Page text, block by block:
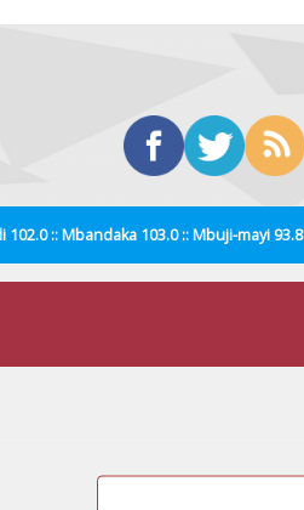
102.0 :: Mbandaka 103.0 :: Mbuji-mayi 93.8